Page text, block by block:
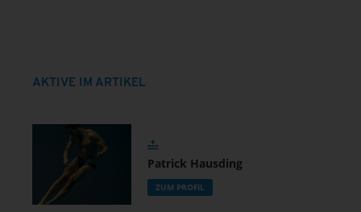
AKTIVE IM ARTIKEL
Patrick Hausding
ZUM PROFIL